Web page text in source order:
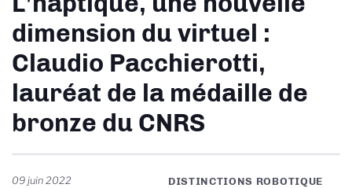
dimension du virtuel :
Claudio Pacchierotti,
lauréat de la médaille de
bronze du CNRS
09 juin 2022 DISTINCTIONS ROBOTIQUE